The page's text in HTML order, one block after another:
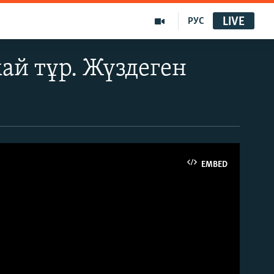
РУС LIVE
тұр. Жүздеген
EMBED